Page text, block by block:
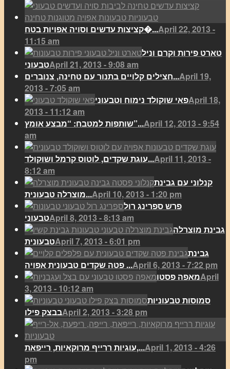
קציצות עדשים וסויה אפויות בטח�...April 22, 2013 -
11:15 am
טארט פירות וקרם וניל
טבעוניApril 21, 2013 - 9:08 am
חצילים קלויים בתנור עם טחינה, צנוברים...April 19,
2013 - 7:05 am
פאי שוקולד נימוח וטבעוניApril 18,
2013 - 11:12 am
שותפות למטבח: “מבצע אומץ”...April 12, 2013 - 9:54
am
עוגת שקדים, לוטוס קרמל ושוקולד...April 11, 2013 -
8:12 am
קנלוני עם גבינת
מוצרלה טבעונית...April 10, 2013 - 1:20 pm
פרש ספרינג רול
טבעוניApril 8, 2013 - 8:13 am
גבינת מוצרלה
טבעוניתApril 7, 2013 - 6:01 pm
גבינת
פטה שקדים טבעונית אפויה ...April 6, 2013 - 7:22 pm
מאפה פסטוApril
3, 2013 - 10:12 am
סמוסות טבעוניות
בבצק פילוApril 2, 2013 - 3:28 pm
עוגיות ררייף מרוקאיות, רייפאת,...April 1, 2013 - 4:26
pm